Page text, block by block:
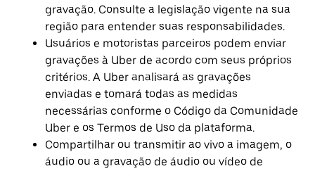
gravação. Consulte a legislação vigente na sua
região para entender suas responsabilidades.
Usuários e motoristas parceiros podem enviar
gravações à Uber de acordo com seus próprios
critérios. A Uber analisará as gravações
enviadas e tomará todas as medidas
necessárias conforme o Código da Comunidade
Uber e os Termos de Uso da plataforma.
Compartilhar ou transmitir ao vivo a imagem, o
áudio ou a gravação de áudio ou vídeo de